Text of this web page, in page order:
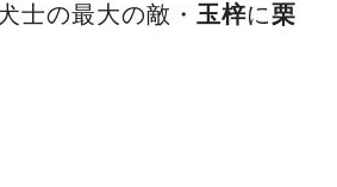
士の最大の敵・ 玉梓に栗